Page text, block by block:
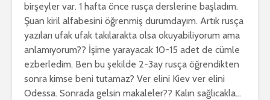
birşeyler var. 1 hafta önce rusça derslerine başladım.
Şuan kiril alfabesini öğrenmiş durumdayım. Artık rusça
yazıları ufak ufak takılarakta olsa okuyabiliyorum ama
anlamıyorum?? İşime yarayacak 10-15 adet de cümle
ezberledim. Ben bu şekilde 2-3ay rusça öğrendikten
sonra kimse beni tutamaz? Ver elini Kiev ver elini
Odessa. Sonrada gelsin makaleler?? Kalın sağlıcakla…